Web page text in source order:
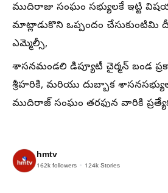
ముదిరాజు సంఘం సభ్యులకే ఇట్టి
మాట్లాడుకొని ఒప్పందం చేసుకుంటిమి
ఎమ్మెల్సీ,
శాసనమండలి డిప్యూటీ చైర్మన్ బండ
శ్రీహరికి, మరియు దుబ్బాక
ముదిరాజ్ సంఘం తరఫున వారికి
hmtv
162k followers 124k Stories